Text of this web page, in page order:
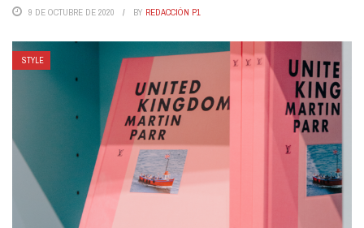
9 DE OCTUBRE DE 2020 BY REDACCIÓN P1
STYLE